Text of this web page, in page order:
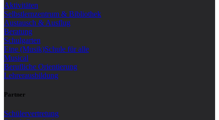
Aktivitäten
Selbstlernzentrum & Bibliothek
Austausch & Ausflug
Beratung
Schulgarten
Eine (Musik)Schule für alle
Musical
Berufliche Orientierung
Lehrerausbildung
Partner
Schülervertretung